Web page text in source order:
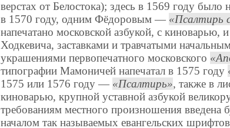
верстах от Белостока); здесь в 1569 году было
в 1570 году, одним Фёдоровым —
Псалтирь
напечатано московской азбукой, с киноварью,
Ходкевича, заставками и травчатыми
украшениями первопечатного московского
типографии Мамоничей напечатал в 1575 году
1575 или 1576 году —
Псалтирь , также в
киноварью, крупной уставной азбукой
требованиям местного произношения введена
началом так называемых евангельских